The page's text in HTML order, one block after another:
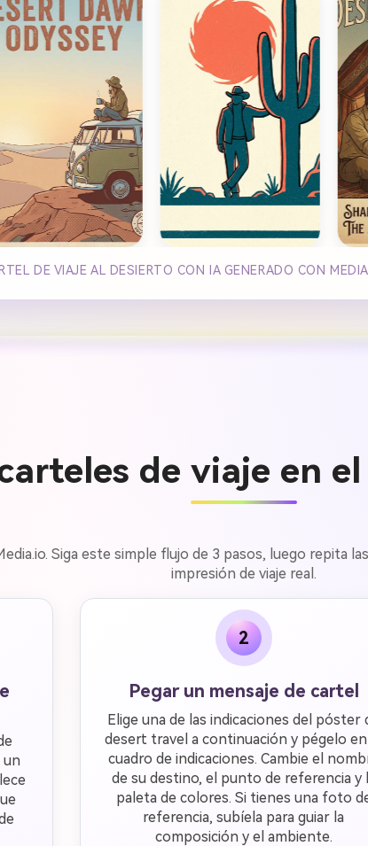
DE VIAJE AL DESIERTO CON IA GENERADO CON
de viaje en
Siga este simple flujo de 3 pasos, luego repita
impresión de viaje real.
un
2
Pegar un mensaje de cartel
Elige una de las indicaciones del póster
desert travel a continuación y pégelo en
cuadro de indicaciones. Cambie el
de su destino, el punto de referencia y
paleta de colores. Si tienes una foto
referencia, subíela para guiar la
composición y el ambiente.